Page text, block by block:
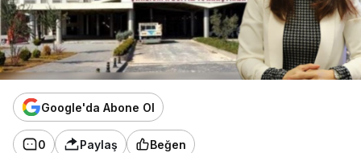
Google'da Abone Ol
0 Paylaş Beğen